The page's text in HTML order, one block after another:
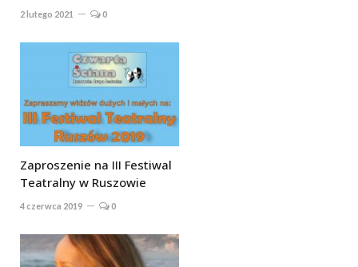
2 lutego 2021 0
Zaproszenie na III Festiwal
Teatralny w Ruszowie
4 czerwca 2019 0